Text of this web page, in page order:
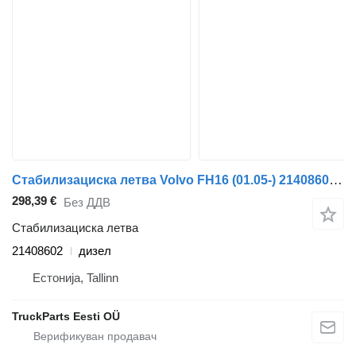
Стабилизациска летва Volvo FH16 (01.05-) 21408602 за камион влекач Volvo FH12, FH16, NH12, FH, VNL780 (1993-2014)
298,39 € Без ДДВ
Стабилизациска летва
21408602
дизел
Естонија, Tallinn
TruckParts Eesti OÜ